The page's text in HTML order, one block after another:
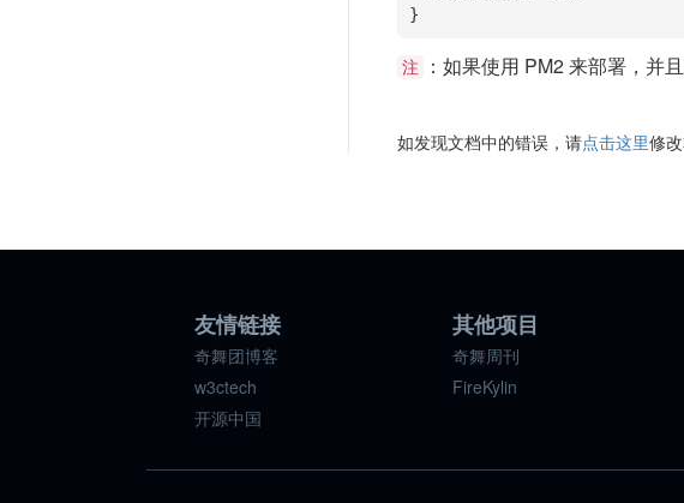
}
注 ：如果使用 PM2 来部署，并
如发现文档中的错误，请点击这里修
友情链接
奇舞团博客
w3ctech
开源中国
其他项目
奇舞周刊
FireKylin